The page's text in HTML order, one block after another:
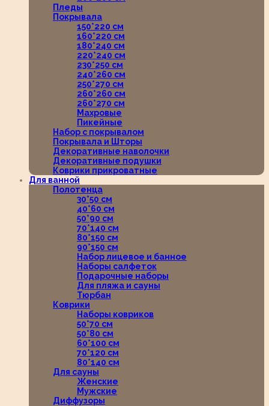
Пледы
Покрывала
150*220 см
160*220 см
180*240 см
220*240 см
230*250 см
240*260 см
250*270 см
260*260 см
260*270 см
Махровые
Пикейные
Набор с покрывалом
Покрывала и Шторы
Декоративные наволочки
Декоративные подушки
Коврики прикроватные
Для ванной
Полотенца
30*50 см
40*60 см
50*90 см
70*140 см
80*150 см
90*150 см
Набор лицевое и банное
Наборы салфеток
Подарочные наборы
Для пляжа и сауны
Тюрбан
Коврики
Наборы ковриков
50*70 см
50*80 см
60*100 см
70*120 см
80*140 см
Для сауны
Женские
Мужские
Диффузоры